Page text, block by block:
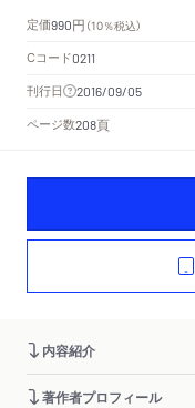
定価990円 （10％税込）
Cコード0211
刊行日 2016/09/05
ページ数208頁
内容紹介
著作者プロフィール